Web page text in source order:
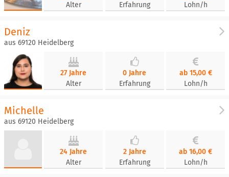
Alter
Erfahrung
Lohn/h
Deniz
aus 69120 Heidelberg
27 Jahre
Alter
0 Jahre
Erfahrung
ab 15,00 €
Lohn/h
Michelle
aus 69120 Heidelberg
24 Jahre
Alter
2 Jahre
Erfahrung
ab 16,00 €
Lohn/h